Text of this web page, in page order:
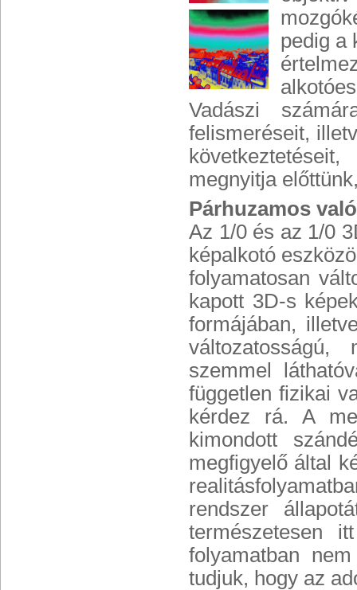
pedig a
Vadászi
felismeréseit,
megnyitja
Párhuzamos
Az 1/0 és az 1/0
képalkotó
folyamatosan
kapott 3D-s
formájában,
változatosságú,
szemmel
független fizikai
kérdez rá. A
kimondott
megfigyelő által
rendszer
természetesen
folyamatban
tudjuk, hogy az